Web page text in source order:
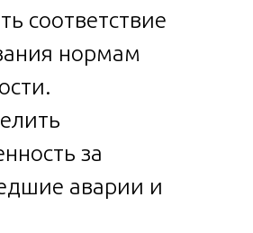
соответствие
нормам
за
аварии и